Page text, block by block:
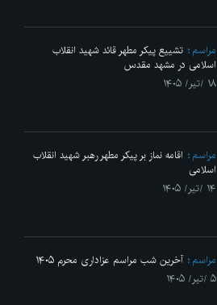
مراسم
تشییع پیکر مطهر قائد شهید انقلاب
اسلامی در مشهد مقدس
۱۸ /تیر/ ۱۴۰۵
مراسم
اقامه نماز بر پیکر مطهر رهبر شهید انقلاب
اسلامی
۱۴ /تیر/ ۱۴۰۵
مراسم
آخرین شب مراسم عزاداری محرم ۱۴۰۵
۵ /تیر/ ۱۴۰۵